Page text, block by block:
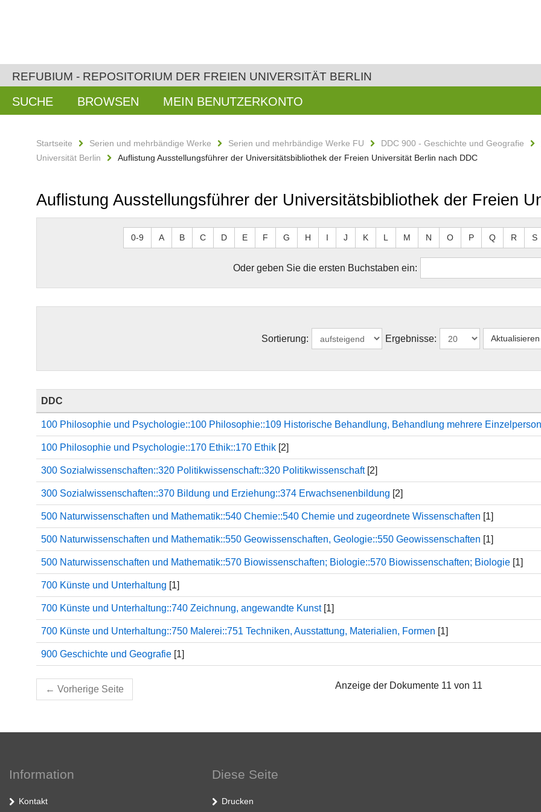
REFUBIUM - REPOSITORIUM DER FREIEN UNIVERSITÄT BERLIN
SUCHE BROWSEN MEIN BENUTZERKONTO
Startseite Serien und mehrbändige Werke Serien und mehrbändige Werke FU DDC 900 - Geschichte und Geografie
Universität Berlin
Auflistung Ausstellungsführer der Universitätsbibliothek der Freien Universität Berlin nach DDC
Auflistung Ausstellungsführer der Universitätsbibliothek der Freien
0-9 A B C D E F G H I J K L M N O P Q R S
Oder geben Sie die ersten Buchstaben ein:
Sortierung: Ergebnisse:
DDC
100 Philosophie und Psychologie::100 Philosophie::109 Historische Behandlung, Behandlung mehrere
100 Philosophie und Psychologie::170 Ethik::170 Ethik [2]
300 Sozialwissenschaften::320 Politikwissenschaft::320 Politikwissenschaft[2]
300 Sozialwissenschaften::370 Bildung und Erziehung::374 Erwachsenenbildung [2]
500 Naturwissenschaften und Mathematik::540 Chemie::540 Chemie und zugeordnete Wissenschaften [1]
500 Naturwissenschaften und Mathematik::550 Geowissenschaften, Geologie::550 Geowissenschaften [1]
500 Naturwissenschaften und Mathematik::570 Biowissenschaften; Biologie::570 Biowissenschaften; Biologie [1]
700 Künste und Unterhaltung [1]
700 Künste und Unterhaltung::740 Zeichnung, angewandte Kunst[1]
700 Künste und Unterhaltung::750 Malerei::751 Techniken, Ausstattung, Materialien, Formen [1]
900 Geschichte und Geografie [1]
← Vorherige Seite Anzeige der Dokumente 11 von 11
Information
Kontakt
Diese Seite
Drucken